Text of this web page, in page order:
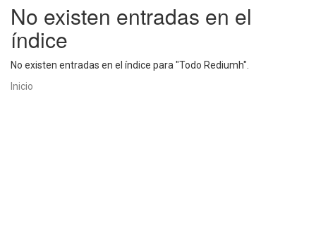
No existen entradas en el
índice
No existen entradas en el índice para "Todo Rediumh".
Inicio